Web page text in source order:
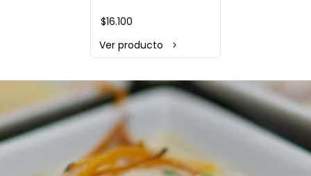
refrescantes bebestibles.
Tham Pra nang: Arroz
curry acompañado de
carne, camarón,
cilantro.
$16.100
Ver producto